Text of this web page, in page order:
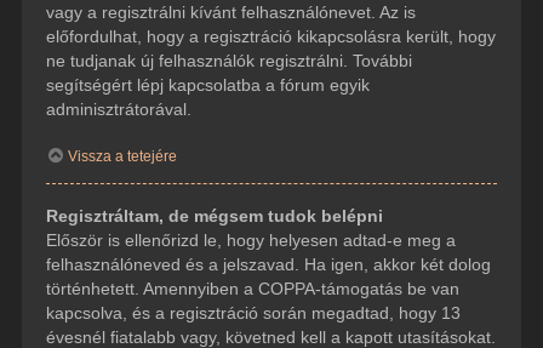
vagy a regisztrálni kívánt felhasználónevet. Az is
előfordulhat, hogy a regisztráció kikapcsolásra került, hogy
ne tudjanak új felhasználók regisztrálni. További
segítségért lépj kapcsolatba a fórum egyik
adminisztrátorával.
Vissza a tetejére
Regisztráltam, de mégsem tudok belépni
Először is ellenőrizd le, hogy helyesen adtad-e meg a
felhasználóneved és a jelszavad. Ha igen, akkor két dolog
történhetett. Amennyiben a COPPA-támogatás be van
kapcsolva, és a regisztráció során megadtad, hogy 13
évesnél fiatalabb vagy, követned kell a kapott utasításokat.